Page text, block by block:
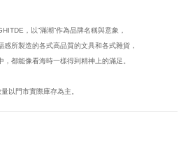
，以“滿潮”作為品牌名稱與意象，
所製造的各式高品質的文具和各式雜貨，
都能像看海時一樣得到精神上的滿足。
以門市實際庫存為主。